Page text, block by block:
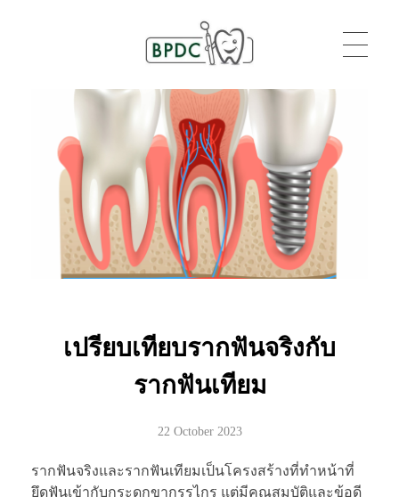
BPDC
เปรียบเทียบรากฟันจริงกับ
รากฟันเทียม
22 October 2023
รากฟันจริงและรากฟันเทียมเป็นโครงสร้างที่ทำหน้าที่
ยึดฟันเข้ากับกระดูกขากรรไกร แต่มีคุณสมบัติและข้อดี